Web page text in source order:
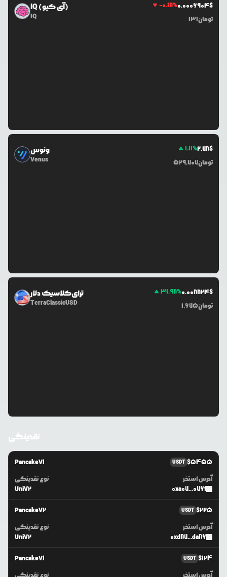
IQ (آی کیو)
IQ
-0.18%0.0006904$
131تومان
ونوس
Venus
1.11%2.78$
529,707تومان
ترای‌کلاسیک دلار
TerraClassicUSD
31.98%0.008824$
1,675تومان
نقدینگی
PancakeV1 USDT $5455
نوع نقدینگی
UniV2
آدرس استخر
0xa07...076f
PancakeV2 USDT $225
نوع نقدینگی
UniV2
آدرس استخر
0xd87...da86
PancakeV1 USDT $124
نوع نقدینگی آدرس استخر